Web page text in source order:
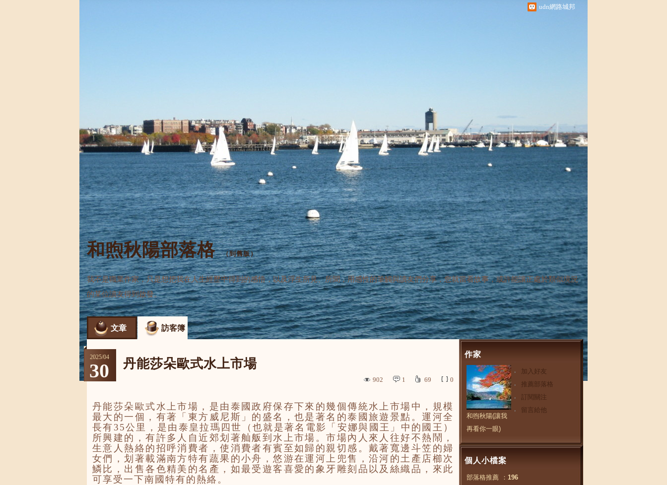
udn網路城邦
和煦秋陽部落格（到舊版）
我不是職業作家，只是想把我在人生經歷中得到的感悟，以及浮生所見、所聞，用感性的筆觸與讀友們分享，您就當看故事，或許能讓正處於類似境況
的某位讀友得到啟發。
文章 訪客簿
丹能莎朵歐式水上市場
2025/04
30 902 1 69 0
丹能莎朵歐式水上市場，是由泰國政府保存下來的幾個傳統水上市場中，規模
最大的一個，有著「東方威尼斯」的盛名，也是著名的泰國旅遊景點。運河全
長有35公里，是由泰皇拉瑪四世（也就是著名電影「安娜與國王」中的國王）
所興建的，有許多人自近郊划著舢舨到水上市場。市場內人來人往好不熱鬧，
生意人熱絡的招呼消費者，使消費者有賓至如歸的親切感。戴著寬邊斗笠的婦
女們，划著載滿南方特有蔬果的小舟，悠游在運河上兜售，沿河的土產店櫛次
鱗比，出售各色精美的名產，如最受遊客喜愛的象牙雕刻品以及絲織品，來此
可享受一下南國特有的熱絡。
作家
加入好友
推薦部落格
訂閱關注
留言給他
和煦秋陽(讓我
再看你一眼)
個人小檔案
部落格推薦 ： 196